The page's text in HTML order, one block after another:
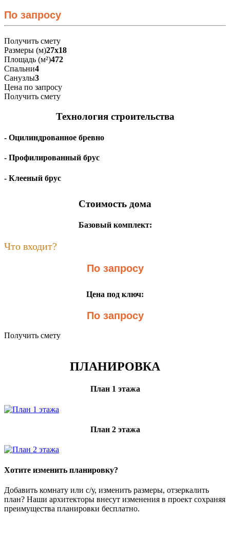
По запросу
Получить смету
Размеры (м)27х18
Площадь (м²)472
Спальни4
Санузлы3
Цена по запросу
Получить смету
Технология строительства
- Оцилиндрованное бревно
- Профилированный брус
- Клееный брус
Стоимость дома
Базовый комплект:
Что входит?
По запросу
Цена под ключ:
По запросу
Получить смету
ПЛАНИРОВКА
План 1 этажа
План 2 этажа
Хотите изменить планировку?
Добавить комнату или с/у, изменить размеры, отзеркалить
план? Наши архитекторы внесут изменения в проект сохраняя
преимущества планировки бесплатно.